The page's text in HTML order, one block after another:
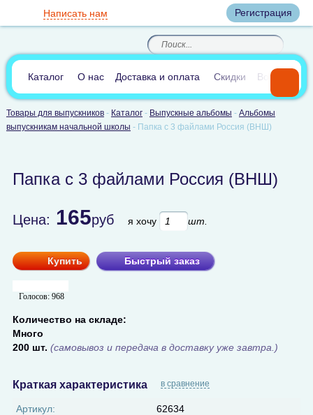
Регистрация
8(812)385-66-65
8(905) 700-70-04
По России звонок
бесплатный
(круглосуточно)
Написать нам
В сравнении:0
Каталог О нас Доставка и оплата Скидки Вопросы и
Товары для выпускников- Каталог- Выпускные альбомы - Альбомы
выпускникам начальной школы - Папка с 3 файлами Россия (ВНШ)
Папка с 3 файлами Россия (ВНШ)
Цена: 165руб я хочу шт.
Купить Быстрый заказ
Голосов: 968
Количество на складе:
Много
200 шт. (самовывоз и передача в доставку уже завтра.)
Краткая характеристика в сравнение
Артикул:
62634